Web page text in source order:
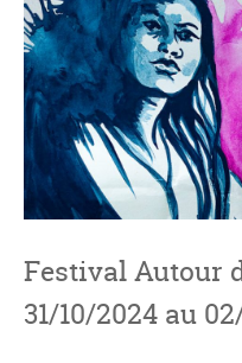
Festival Autour
31/10/2024 au